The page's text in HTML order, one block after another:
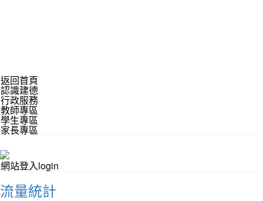
返回首頁
認識建德
行政服務
教師專區
學生專區
家長專區
網站登入login
流量統計